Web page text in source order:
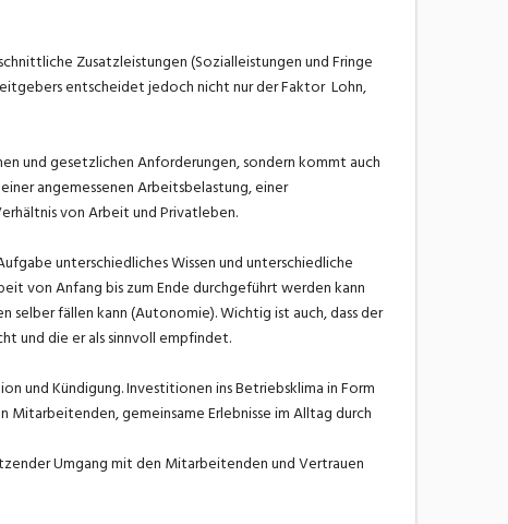
Zusatzleistungen (Sozialleistungen und Fringe
entscheidet jedoch nicht nur der Faktor Lohn,
und gesetzlichen Anforderungen, sondern kommt auch
angemessenen Arbeitsbelastung, einer
von Arbeit und Privatleben.
unterschiedliches Wissen und unterschiedliche
von Anfang bis zum Ende durchgeführt werden kann
fällen kann (Autonomie). Wichtig ist auch, dass der
und die er als sinnvoll empfindet.
und Kündigung. Investitionen ins Betriebsklima in Form
Mitarbeitenden, gemeinsame Erlebnisse im Alltag durch
Umgang mit den Mitarbeitenden und Vertrauen